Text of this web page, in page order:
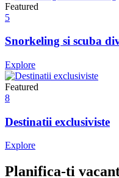
Featured
5
Snorkeling si scuba
Explore
Featured
8
Destinatii exclusiviste
Explore
Planifica-ti